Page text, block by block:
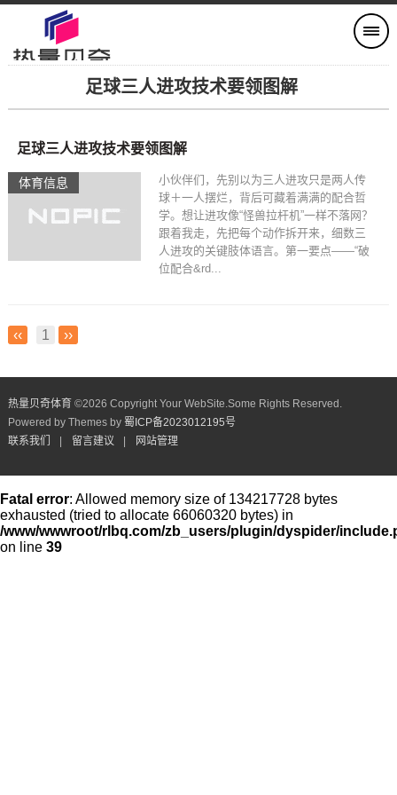
足球三人进攻技术要领图解
体育信息
足球三人进攻技术要领图解
小伙伴们，先别以为三人进攻只是两人传
球＋一人摆烂，背后可藏着满满的配合哲
学。想让进攻像“怪兽拉杆机”一样不落网？
跟着我走，先把每个动作拆开来，细数三
人进攻的关键肢体语言。第一要点——“破
位配合&rd...
‹‹ 1 ››
热量贝奇体育 ©2026 Copyright Your WebSite.Some Rights Reserved.
Powered by Themes by 蜀ICP备2023012195号
联系我们
留言建议 网站管理
Fatal error: Allowed memory size of 134217728 bytes
exhausted (tried to allocate 66060320 bytes) in
/www/wwwroot/rlbq.com/zb_users/plugin/dyspider/
on line 39